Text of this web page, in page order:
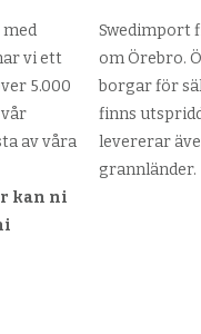
vi ett
5.000
av våra
kan ni
Swedimport
om Örebro.
borgar för
finns
levererar
grannländer.